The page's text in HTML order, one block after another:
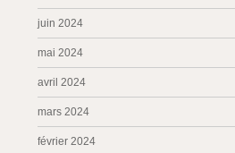
juin 2024
mai 2024
avril 2024
mars 2024
février 2024